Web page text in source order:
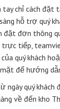
tay chỉ cách đặt
hỗ trợ quý
đặt đơn thông
trực tiếp,
quý khách
để hướng
ngày quý khách
về đến kho